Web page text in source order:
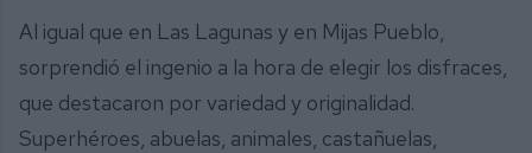
Al igual que en Las Lagunas y en Mijas Pueblo,
sorprendió el ingenio a la hora de elegir los disfraces,
que destacaron por variedad y originalidad.
Superhéroes, abuelas, animales, castañuelas,